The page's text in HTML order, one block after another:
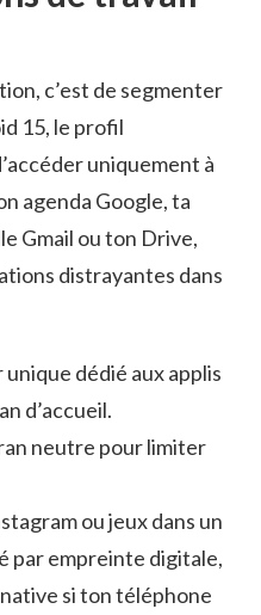
c’est de segmenter
15, le profil
uniquement à
agenda Google, ta
Gmail ou ton Drive,
distrayantes dans
dédié aux applis
d’accueil.
neutre pour limiter
ou jeux dans un
par empreinte digitale,
si ton téléphone